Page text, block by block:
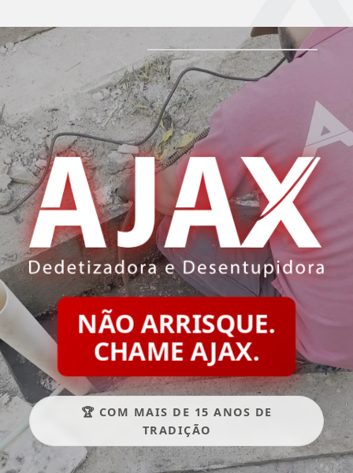
NÃO ARRISQUE.
CHAME AJAX.
🏆 COM MAIS DE 15 ANOS DE
TRADIÇÃO